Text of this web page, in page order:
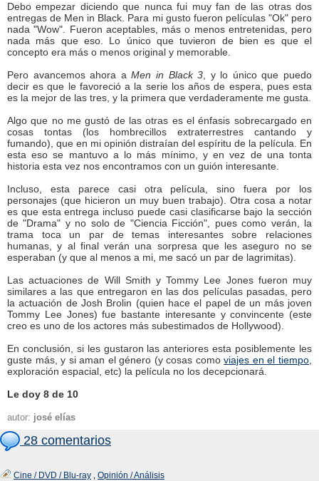
Debo empezar diciendo que nunca fui muy fan de las otras dos
entregas de Men in Black. Para mi gusto fueron películas "Ok" pero
nada "Wow". Fueron aceptables, más o menos entretenidas, pero
nada más que eso. Lo único que tuvieron de bien es que el
concepto era más o menos original y memorable.
Pero avancemos ahora aMen in Black 3 , y lo único que puedo
decir es que le favoreció a la serie los años de espera, pues esta
es la mejor de las tres, y la primera que verdaderamente me gusta.
Algo que no me gustó de las otras es el énfasis sobrecargado en
cosas tontas (los hombrecillos extraterrestres cantando y
fumando), que en mi opinión distraían del espíritu de la película. En
esta eso se mantuvo a lo más mínimo, y en vez de una tonta
historia esta vez nos encontramos con un guión interesante.
Incluso, esta parece casi otra película, sino fuera por los
personajes (que hicieron un muy buen trabajo). Otra cosa a notar
es que esta entrega incluso puede casi clasificarse bajo la sección
de "Drama" y no solo de "Ciencia Ficción", pues como verán, la
trama toca un par de temas interesantes sobre relaciones
humanas, y al final verán una sorpresa que les aseguro no se
esperaban (y que al menos a mi, me sacó un par de lagrimitas).
Las actuaciones de Will Smith y Tommy Lee Jones fueron muy
similares a las que entregaron en las dos películas pasadas, pero
la actuación de Josh Brolin (quien hace el papel de un más joven
Tommy Lee Jones) fue bastante interesante y convincente (este
creo es uno de los actores más subestimados de Hollywood).
En conclusión, si les gustaron las anteriores esta posiblemente les
guste más, y si aman el género (y cosas comoviajes en el tiempo
exploración espacial, etc) la película no los decepcionará.
Le doy 8 de 10
autor: josé elías
28 comentarios
Cine / DVD / Blu-ray , Opinión / Análisis